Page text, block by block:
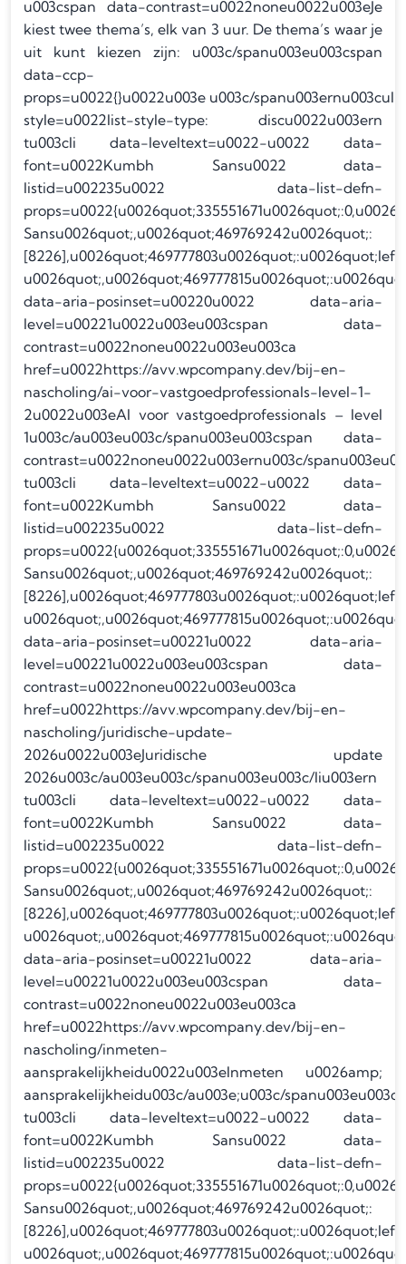
u003cspan data-contrast=u0022noneu0022u003eJe
kiest twee thema’s, elk van 3 uur. De thema’s waar je
uit kunt kiezen zijn: u003c/spanu003eu003cspan
data-ccp-
props=u0022{}u0022u003e u003c/spanu003ernu003cul
style=u0022list-style-type: discu0022u003ern
tu003cli data-leveltext=u0022-u0022 data-
font=u0022Kumbh Sansu0022 data-
listid=u002235u0022 data-list-defn-
Sansu0026quot;,u0026quot;469769242u0026quot;:
data-aria-posinset=u00220u0022 data-aria-
level=u00221u0022u003eu003cspan data-
contrast=u0022noneu0022u003eu003ca
href=u0022https://avv.wpcompany.dev/bij-en-
nascholing/ai-voor-vastgoedprofessionals-level-1-
2u0022u003eAI voor vastgoedprofessionals – level
1u003c/au003eu003c/spanu003eu003cspan data-
contrast=u0022noneu0022u003ernu003c/
tu003cli data-leveltext=u0022-u0022 data-
font=u0022Kumbh Sansu0022 data-
listid=u002235u0022 data-list-defn-
Sansu0026quot;,u0026quot;469769242u0026quot;:
data-aria-posinset=u00221u0022 data-aria-
level=u00221u0022u003eu003cspan data-
contrast=u0022noneu0022u003eu003ca
href=u0022https://avv.wpcompany.dev/bij-en-
nascholing/juridische-update-
2026u0022u003eJuridische update
2026u003c/au003eu003c/spanu003eu003c/liu003ern
tu003cli data-leveltext=u0022-u0022 data-
font=u0022Kumbh Sansu0022 data-
listid=u002235u0022 data-list-defn-
Sansu0026quot;,u0026quot;469769242u0026quot;:
data-aria-posinset=u00221u0022 data-aria-
level=u00221u0022u003eu003cspan data-
contrast=u0022noneu0022u003eu003ca
href=u0022https://avv.wpcompany.dev/bij-en-
nascholing/inmeten-
aansprakelijkheidu0022u003eInmeten u0026amp;
aansprakelijkheidu003c/au003e;u003c/
tu003cli data-leveltext=u0022-u0022 data-
font=u0022Kumbh Sansu0022 data-
listid=u002235u0022 data-list-defn-
Sansu0026quot;,u0026quot;469769242u0026quot;: